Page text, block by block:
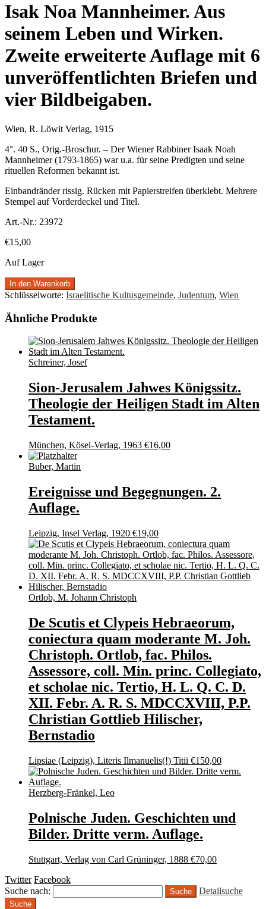
Isak Noa Mannheimer. Aus
seinem Leben und Wirken.
Zweite erweiterte Auflage mit 6
unveröffentlichten Briefen und
vier Bildbeigaben.
Wien, R. Löwit Verlag, 1915
4°. 40 S., Orig.-Broschur. – Der Wiener Rabbiner Isaak Noah
Mannheimer (1793-1865) war u.a. für seine Predigten und seine
rituellen Reformen bekannt ist.
Einbandränder rissig. Rücken mit Papierstreifen überklebt. Mehrere
Stempel auf Vorderdeckel und Titel.
Art.-Nr.: 23972
€15,00
Auf Lager
In den Warenkorb
Schlüsselworte: Israelitische Kultusgemeinde, Judentum, Wien
Ähnliche Produkte
Schreiner, Josef
Sion-Jerusalem Jahwes Königssitz.
Theologie der Heiligen Stadt im Alten
Testament.
München, Kösel-Verlag, 1963 €16,00
Buber, Martin
Ereignisse und Begegnungen. 2.
Auflage.
Leipzig, Insel Verlag, 1920 €19,00
Ortlob, M. Johann Christoph
De Scutis et Clypeis Hebraeorum,
coniectura quam moderante M. Joh.
Christoph. Ortlob, fac. Philos.
Assessore, coll. Min. princ. Collegiato,
et scholae nic. Tertio, H. L. Q. C. D.
XII. Febr. A. R. S. MDCCXVIII, P.P.
Christian Gottlieb Hilischer,
Bernstadio
Lipsiae (Leipzig), Literis Ilmanuelis(!) Titii €150,00
Herzberg-Fränkel, Leo
Polnische Juden. Geschichten und
Bilder. Dritte verm. Auflage.
Stuttgart, Verlag von Carl Grüninger, 1888 €70,00
Twitter Facebook
Suche nach:
Detailsuche
Suche